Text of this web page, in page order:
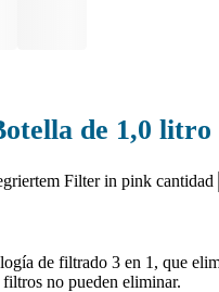
de 1,0
Filter in pink cantidad
de filtrado 3 en 1, que
no pueden eliminar.